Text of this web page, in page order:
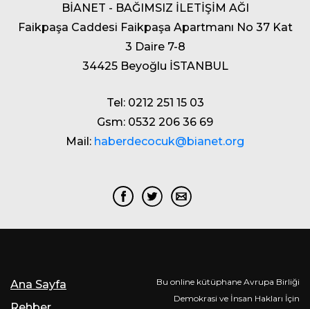
BİANET - BAĞIMSIZ İLETİŞİM AĞI
Faikpaşa Caddesi Faikpaşa Apartmanı No 37 Kat
3 Daire 7-8
34425 Beyoğlu İSTANBUL
Tel: 0212 251 15 03
Gsm: 0532 206 36 69
Mail: haberdecocuk@bianet.org
Ana Sayfa
Bu online kütüphane Avrupa Birliği
Demokrasi ve İnsan Hakları İçin